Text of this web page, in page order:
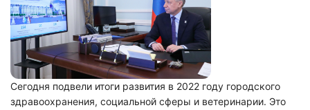
Сегодня подвели итоги развития в 2022 году городского
здравоохранения, социальной сферы и ветеринарии. Это